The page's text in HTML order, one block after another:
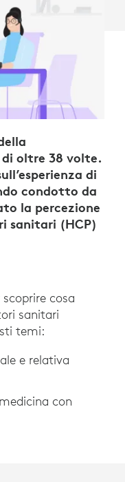
oltre 38 volte.
di
condotto da
la percezione
sanitari (HCP)
cosa
sanitari
temi:
e relativa
con